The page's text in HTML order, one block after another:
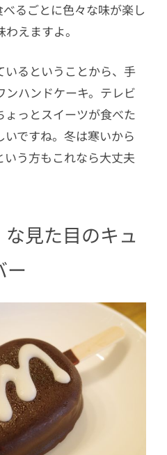
るごとに色々な味が楽し
えますよ。
いるということから、手
ンハンドケーキ。テレビ
っとスイーツが食べた
ですね。冬は寒いから
う方もこれなら大丈夫
見た目のキュ
ー